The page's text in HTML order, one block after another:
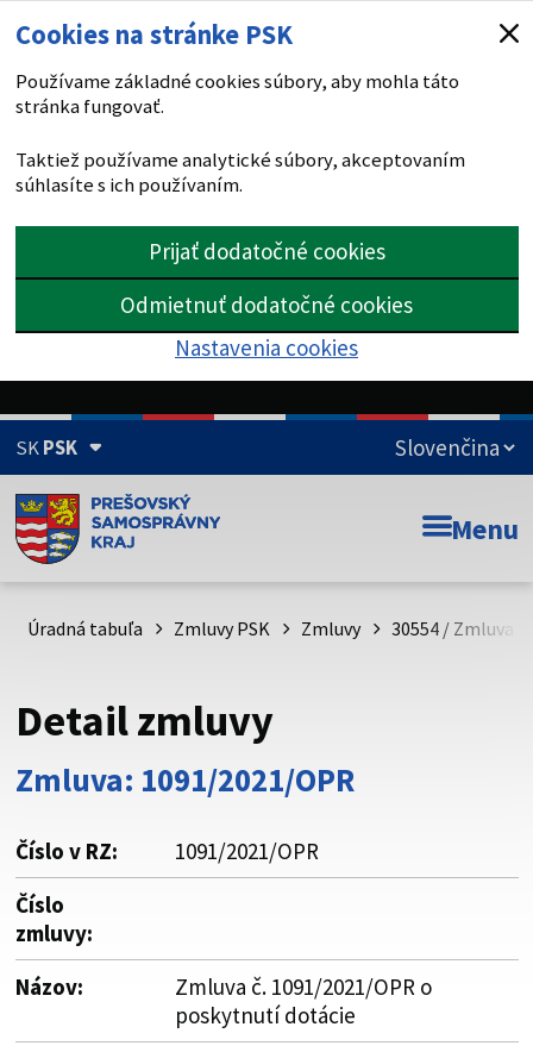
Cookies na stránke PSK
Používame základné cookies súbory, aby mohla táto
stránka fungovať.
Taktiež používame analytické súbory, akceptovaním
súhlasíte s ich používaním.
Prijať dodatočné cookies
Odmietnuť dodatočné cookies
Nastavenia cookies
SKPSK
Doména psk.sk je oficiálna
Toto je oficiálna webová stránka Prešovského
psk.sk.
Buďte pozorní a vždy sa uistite, že zdieľate informácie iba
cez zabezpečenú webovú stránku. Zabezpečená stránka
vždy začína https:// pred názvom domény webového sídla.
Menu
Úradná tabuľa Zmluvy PSK Zmluvy 30554 / Zmluva
Detail zmluvy
Zmluva: 1091/2021/OPR
Číslo v RZ:
1091/2021/OPR
Číslo
zmluvy:
Názov:
Zmluva č. 1091/2021/OPR o
poskytnutí dotácie